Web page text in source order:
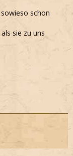
schon
sie zu uns